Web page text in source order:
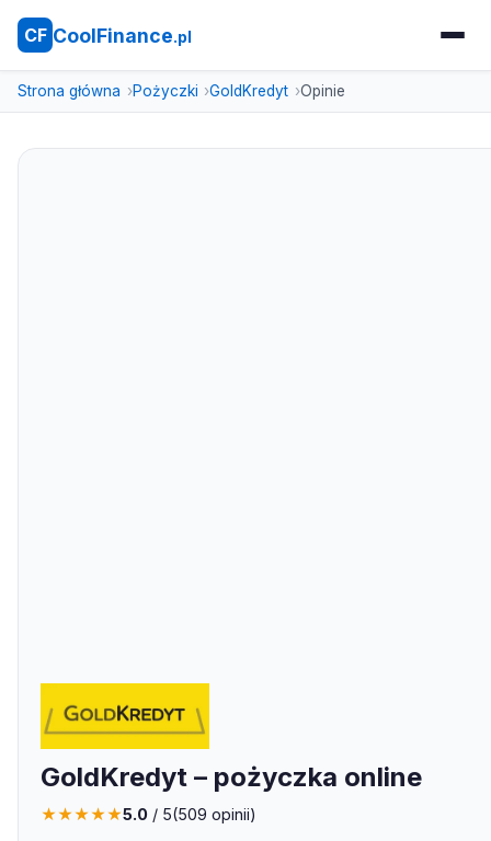
CF CoolFinance.pl
Strona główna Pożyczki GoldKredyt Opinie
GoldKredyt – pożyczka online
★★★★★5.0 / 5(509 opinii)